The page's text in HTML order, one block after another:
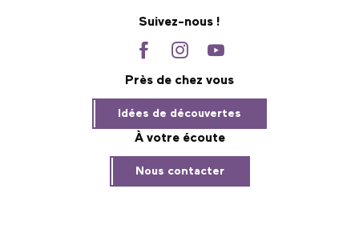
Suivez-nous !
Près de chez vous
Idées de découvertes
À votre écoute
Nous contacter